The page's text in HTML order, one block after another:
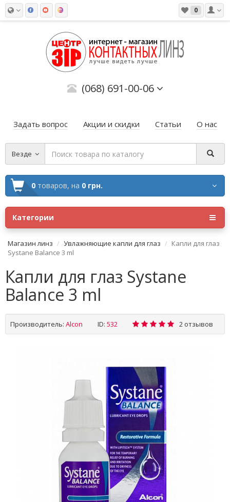
0
(068) 691-00-06
Задать вопрос Акции и скидки Статьи О нас
Везде
0 товаров, на 0 грн.
Категории
Магазин линз Увлажняющие капли для глаз
Капли для глаз
Systane Balance 3 ml
Капли для глаз Systane
Balance 3 ml
Производитель: Alсon ID: 532 2 отзывов